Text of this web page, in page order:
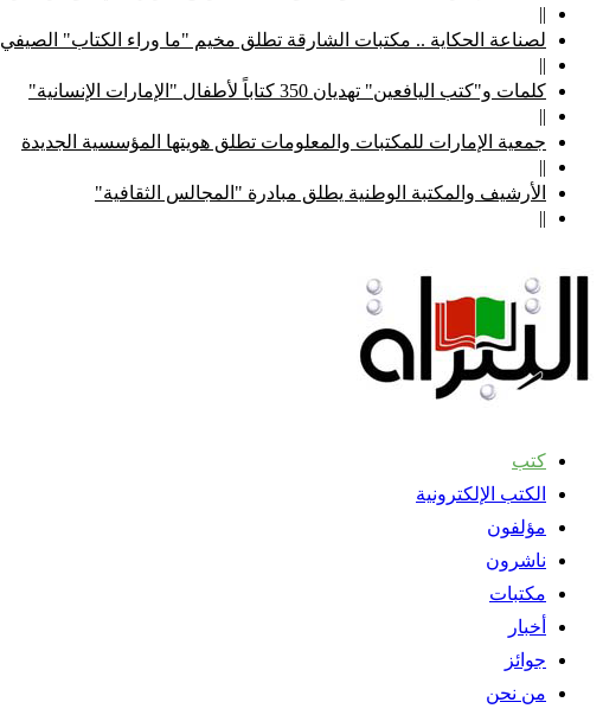
||
لصناعة الحكاية .. مكتبات الشارقة تطلق مخيم "ما وراء الكتاب" الصيفي
||
كلمات و"كتب اليافعين" تهديان 350 كتاباً لأطفال "الإمارات الإنسانية"
||
جمعية الإمارات للمكتبات والمعلومات تطلق هويتها المؤسسية الجديدة
||
الأرشيف والمكتبة الوطنية يطلق مبادرة "المجالس الثقافية"
||
كتب
الكتب الإلكترونية
مؤلفون
ناشرون
مكتبات
أخبار
جوائز
من نحن